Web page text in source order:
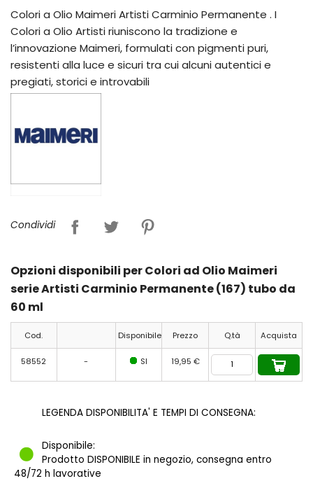
Colori a Olio Maimeri Artisti Carminio Permanente . I
Colori a Olio Artisti riuniscono la tradizione e
l’innovazione Maimeri, formulati con pigmenti puri,
resistenti alla luce e sicuri tra cui alcuni autentici e
pregiati, storici e introvabili
Condividi
Opzioni disponibili per Colori ad Olio Maimeri
serie Artisti Carminio Permanente (167) tubo da
60 ml
Cod. Disponibile Prezzo Q.tà Acquista
58552 - SI 19,95 €
LEGENDA DISPONIBILITA' E TEMPI DI CONSEGNA:
Disponibile:
Prodotto DISPONIBILE in negozio, consegna entro
48/72 h lavorative